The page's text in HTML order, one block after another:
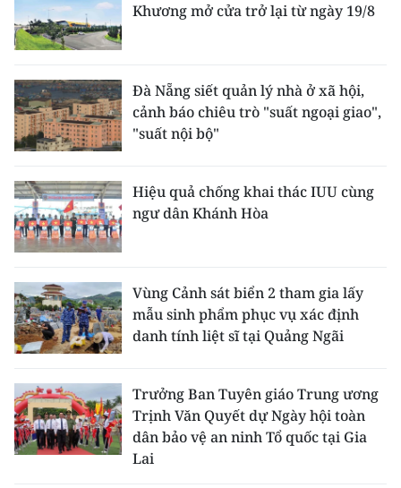
Khương mở cửa trở lại từ ngày 19/8
Đà Nẵng siết quản lý nhà ở xã hội,
cảnh báo chiêu trò "suất ngoại giao",
"suất nội bộ"
Hiệu quả chống khai thác IUU cùng
ngư dân Khánh Hòa
Vùng Cảnh sát biển 2 tham gia lấy
mẫu sinh phẩm phục vụ xác định
danh tính liệt sĩ tại Quảng Ngãi
Trưởng Ban Tuyên giáo Trung ương
Trịnh Văn Quyết dự Ngày hội toàn
dân bảo vệ an ninh Tổ quốc tại Gia
Lai